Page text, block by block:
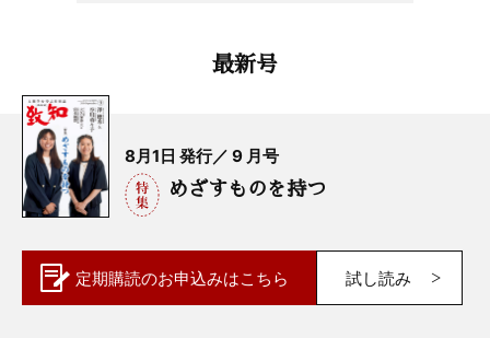
最新号
8月1日 発行／ 9 月号
めざすものを持つ
定期購読のお申込みはこちら 試し読み